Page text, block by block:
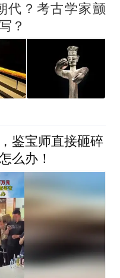
代？考古学家颤
？
鉴宝师直接砸碎
么办！